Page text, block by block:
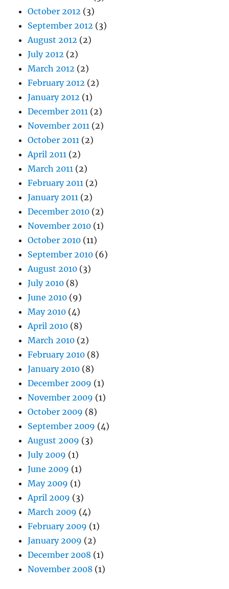
October 2012 (3)
September 2012 (3)
August 2012 (2)
July 2012 (2)
March 2012 (2)
February 2012 (2)
January 2012 (1)
December 2011 (2)
November 2011 (2)
October 2011 (2)
April 2011 (2)
March 2011 (2)
February 2011 (2)
January 2011 (2)
December 2010 (2)
November 2010 (1)
October 2010 (11)
September 2010 (6)
August 2010 (3)
July 2010 (8)
June 2010 (9)
May 2010 (4)
April 2010 (8)
March 2010 (2)
February 2010 (8)
January 2010 (8)
December 2009 (1)
November 2009 (1)
October 2009 (8)
September 2009 (4)
August 2009 (3)
July 2009 (1)
June 2009 (1)
May 2009 (1)
April 2009 (3)
March 2009 (4)
February 2009 (1)
January 2009 (2)
December 2008 (1)
November 2008 (1)